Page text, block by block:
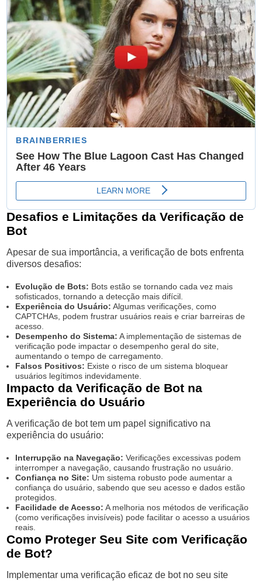
Desafios e Limitações da Verificação de
Bot
Apesar de sua importância, a verificação de bots enfrenta
diversos desafios:
Evolução de Bots: Bots estão se tornando cada vez mais
sofisticados, tornando a detecção mais difícil.
Experiência do Usuário: Algumas verificações, como
CAPTCHAs, podem frustrar usuários reais e criar barreiras de
acesso.
Desempenho do Sistema: A implementação de sistemas de
verificação pode impactar o desempenho geral do site,
aumentando o tempo de carregamento.
Falsos Positivos: Existe o risco de um sistema bloquear
usuários legítimos indevidamente.
Impacto da Verificação de Bot na
Experiência do Usuário
A verificação de bot tem um papel significativo na
experiência do usuário:
Interrupção na Navegação: Verificações excessivas podem
interromper a navegação, causando frustração no usuário.
Confiança no Site: Um sistema robusto pode aumentar a
confiança do usuário, sabendo que seu acesso e dados estão
protegidos.
Facilidade de Acesso: A melhoria nos métodos de verificação
(como verificações invisíveis) pode facilitar o acesso a usuários
reais.
Como Proteger Seu Site com Verificação
de Bot?
Implementar uma verificação eficaz de bot no seu site